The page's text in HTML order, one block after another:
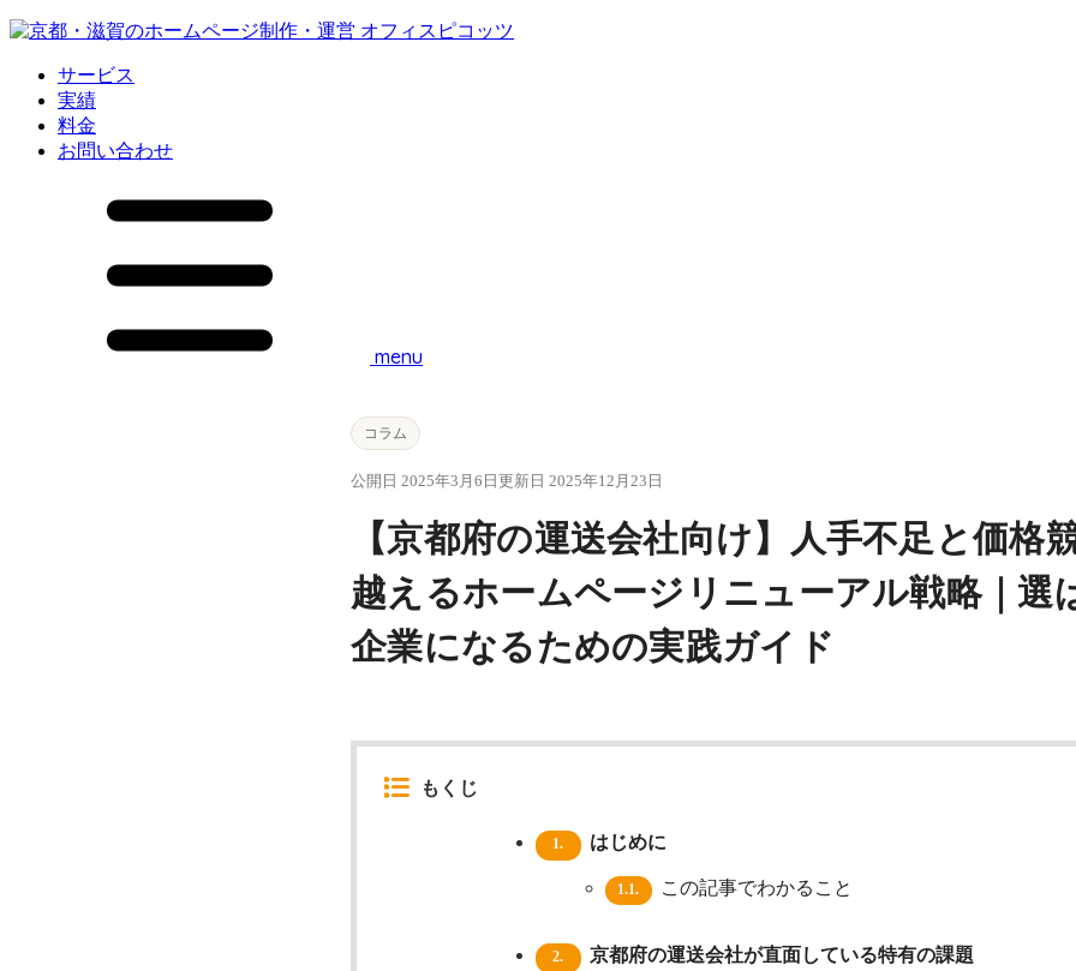
サービス
実績
料金
お問い合わせ
menu
コラム
公開日 2025年3月6日 更新日 2025年12月23日
【京都府の運送会社向け】人手不足と価格
越えるホームページリニューアル戦略｜選
企業になるための実践ガイド
もくじ
1. はじめに
1.1. この記事でわかること
2. 京都府の運送会社が直面している特有の課題